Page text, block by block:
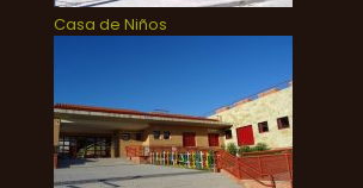
Casa de Niños